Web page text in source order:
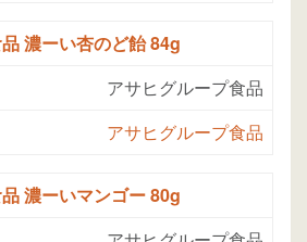
濃ーい杏のど飴 84g
アサヒグループ食品
アサヒグループ食品
濃ーいマンゴー 80g